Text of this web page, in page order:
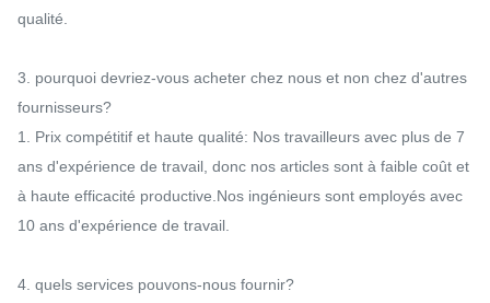
qualité.
3. pourquoi devriez-vous acheter chez nous et non chez d'autres
fournisseurs?
1. Prix compétitif et haute qualité: Nos travailleurs avec plus de 7
ans d'expérience de travail, donc nos articles sont à faible coût et
à haute efficacité productive.Nos ingénieurs sont employés avec
10 ans d'expérience de travail.
4. quels services pouvons-nous fournir?